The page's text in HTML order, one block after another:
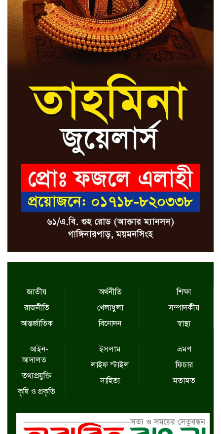
জাতীয়
রাজনীতি
আন্তর্জাতিক
অর্থনীতি
খেলাধুলা
বিনোদন
শিক্ষা
সম্পাদকীয়
স্বাস্থ্য
আইন-
আদালত
তথ্যপ্রযুক্তি
কৃষি ও প্রকৃতি
ইসলাম
লাইফ স্টাইল
সাহিত্য
ভ্রমণ
ফিচার
মতামত